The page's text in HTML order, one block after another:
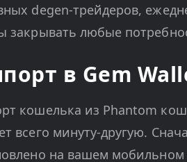
degen-трейдеров,
закрывать любые
в Gem
кошелька из Phantom
всего минуту-другую.
на вашем мобильном